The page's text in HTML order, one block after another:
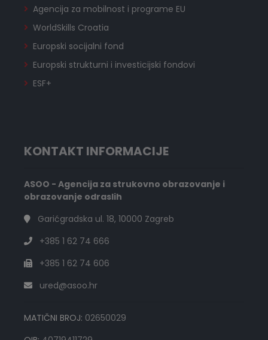
Agencija za mobilnost i programe EU
WorldSkills Croatia
Europski socijalni fond
Europski strukturni i investicijski fondovi
ESF+
KONTAKT INFORMACIJE
ASOO - Agencija za strukovno obrazovanje i
obrazovanje odraslih
Garićgradska ul. 18, 10000 Zagreb
+385 1 62 74 666
+385 1 62 74 606
ured@asoo.hr
MATIČNI BROJ: 02650029